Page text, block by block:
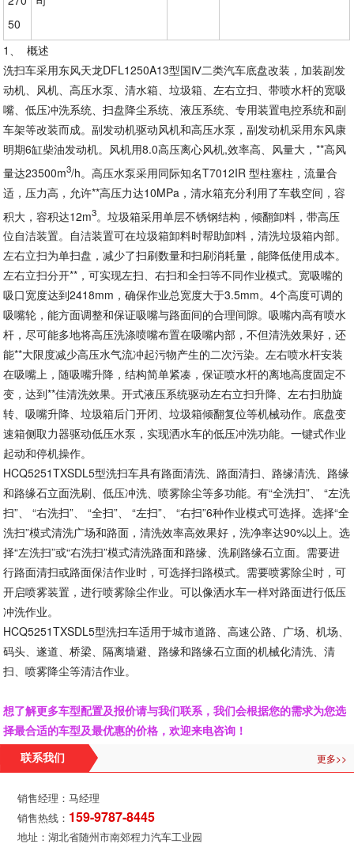
50
1、 概述
洗扫车采用东风天龙DFL1250A13型国Ⅳ二类汽车底盘改装，加装副发
动机、风机、高压水泵、清水箱、垃圾箱、左右立扫、带喷水杆的宽吸
嘴、低压冲洗系统、扫盘降尘系统、液压系统、专用装置电控系统和副
车架等改装而成。副发动机驱动风机和高压水泵，副发动机采用东风康
明期6缸柴油发动机。风机用8.0高压离心风机,效率高、风量大，**高风
量达23500m3/h。高压水泵采用同际知名T7012IR 型柱塞柱，流量合
适，压力高，允许**高压力达10MPa，清水箱充分利用了车载空间，容
积大，容积达12m3。垃圾箱采用单层不锈钢结构，倾翻卸料，带高压
位自洁装置。自洁装置可在垃圾箱卸料时帮助卸料，清洗垃圾箱内部。
左右立扫为单扫盘，减少了扫刷数量和扫刷消耗量，能降低使用成本。
左右立扫分开**，可实现左扫、右扫和全扫等不同作业模式。宽吸嘴的
吸口宽度达到2418mm，确保作业总宽度大于3.5mm。4个高度可调的
吸嘴轮，能方面调整和保证吸嘴与路面间的合理间隙。吸嘴内高有喷水
杆，尽可能多地将高压洗涤喷嘴布置在吸嘴内部，不但清洗效果好，还
能**大限度减少高压水气流冲起污物产生的二次污染。左右喷水杆安装
在吸嘴上，随吸嘴升降，结构简单紧凑，保证喷水杆的离地高度固定不
变，达到**佳清洗效果。开式液压系统驱动左右立扫升降、左右扫肋旋
转、吸嘴升降、垃圾箱后门开闭、垃圾箱倾翻复位等机械动作。底盘变
速箱侧取力器驱动低压水泵，实现洒水车的低压冲洗功能。一键式作业
起动和停机操作。
HCQ5251TXSDL5型洗扫车具有路面清洗、路面清扫、路缘清洗、路缘
和路缘石立面洗刷、低压冲洗、喷雾除尘等多功能。有“全洗扫”、 “左洗
扫”、 “右洗扫”、 “全扫”、 “左扫”、 “右扫”6种作业模式可选择。选择“全
洗扫”模式清洗广场和路面，清洗效率高效果好，洗净率达90%以上。选
择“左洗扫”或“右洗扫”模式清洗路面和路缘、洗刷路缘石立面。需要进
行路面清扫或路面保洁作业时，可选择扫路模式。需要喷雾除尘时，可
开启喷雾装置，进行喷雾除尘作业。可以像洒水车一样对路面进行低压
冲洗作业。
HCQ5251TXSDL5型洗扫车适用于城市道路、高速公路、广场、机场、
码头、遂道、桥梁、隔离墙避、路缘和路缘石立面的机械化清洗、清
扫、喷雾降尘等清洁作业。
想了解更多车型配置及报价请与我们联系，我们会根据您的需求为您选
择最合适的车型及最优惠的价格，欢迎来电咨询！
联系我们 更多>>
销售经理：马经理
销售热线： 159-9787-8445
地址：湖北省随州市南郊程力汽车工业园